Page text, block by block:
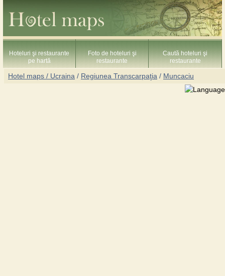
Hoteluri şi restaurante
pe hartă
Foto de hoteluri şi
restaurante
Caută hoteluri şi
restaurante
Hotel maps / Ucraina / Regiunea Transcarpaţia / Muncaciu